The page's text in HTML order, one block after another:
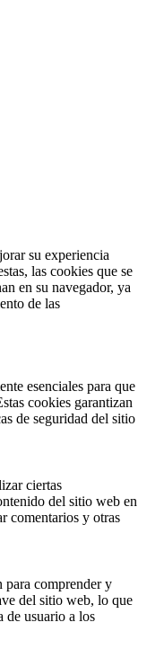
su experiencia
las cookies que se
en su navegador, ya
de las
esenciales para que
cookies garantizan
de seguridad del sitio
ciertas
del sitio web en
comentarios y otras
para comprender y
del sitio web, lo que
de usuario a los